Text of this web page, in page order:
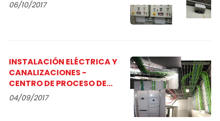
06/10/2017
INSTALACIÓN ELÉCTRICA Y
CANALIZACIONES -
CENTRO DE PROCESO DE
DATOS
04/09/2017